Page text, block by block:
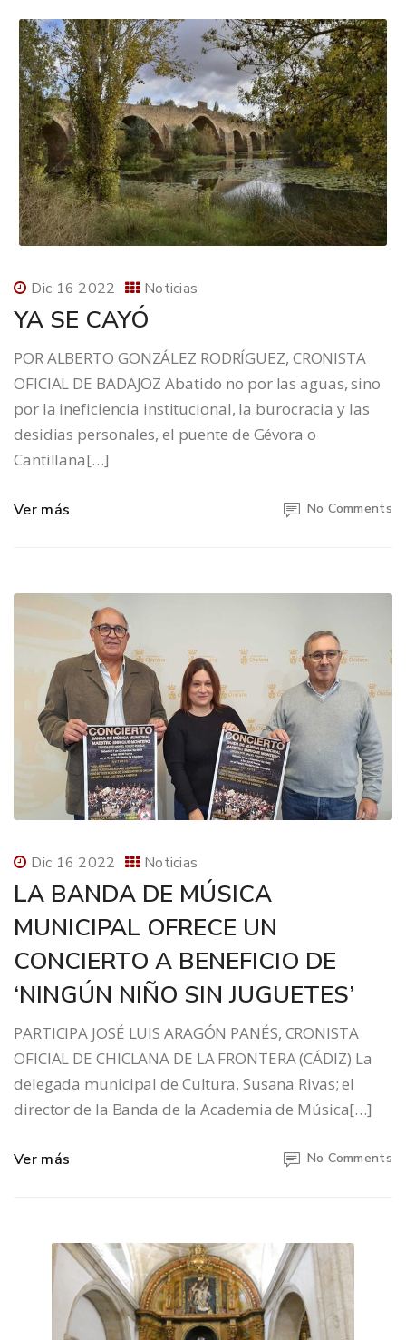
Dic 16 2022 Noticias
YA SE CAYÓ
POR ALBERTO GONZÁLEZ RODRÍGUEZ, CRONISTA
OFICIAL DE BADAJOZ Abatido no por las aguas, sino
por la ineficiencia institucional, la burocracia y las
desidias personales, el puente de Gévora o
Cantillana[…]
Ver más No Comments
Dic 16 2022 Noticias
LA BANDA DE MÚSICA
MUNICIPAL OFRECE UN
CONCIERTO A BENEFICIO DE
‘NINGÚN NIÑO SIN JUGUETES’
PARTICIPA JOSÉ LUIS ARAGÓN PANÉS, CRONISTA
OFICIAL DE CHICLANA DE LA FRONTERA (CÁDIZ) La
delegada municipal de Cultura, Susana Rivas; el
director de la Banda de la Academia de Música[…]
Ver más No Comments